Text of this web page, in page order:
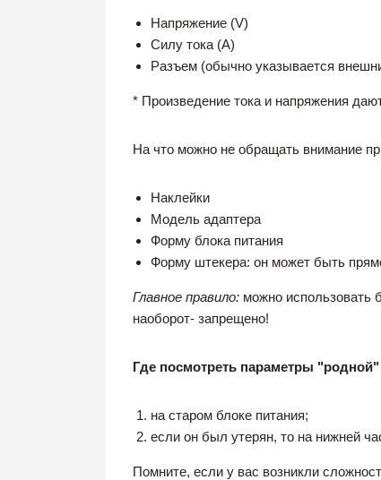
Напряжение (V)
Силу тока (A)
Разъем (обычно указывается
* Произведение тока и напряжения
На что можно не обращать внимание
Наклейки
Модель адаптера
Форму блока питания
Форму штекера: он может быть
Главное правило: можно использовать
наоборот- запрещено!
Где посмотреть параметры
на старом блоке питания;
если он был утерян, то на нижней
Помните, если у вас возникли